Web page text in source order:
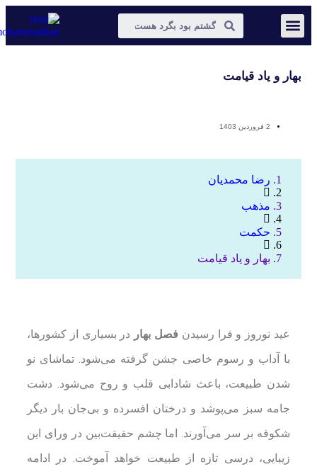
بهار و یاد قیامت
رضا محمدیان
مذهب
حکمت
بهار و یاد قیامت
عید نوروز و فرا رسیدنفصل بهاردر بسیاری از کشور‌ها،
با آداب و رسوم خاصی جشن گرفته ‌می‌شود. تماشای نو
شدن طبیعت، باعث شادابی قلب و روح می‌شود. دشت
جامه سبز می‌پوشد و درختان افسرده و بی‌جان بار دیگر
شکوفه بر سر می‌آورند. اما چشم حقیقت‎‌بین در ورای این
زیبایی، درسی تازه از طبیعت خواهد آموخت. در ادامه